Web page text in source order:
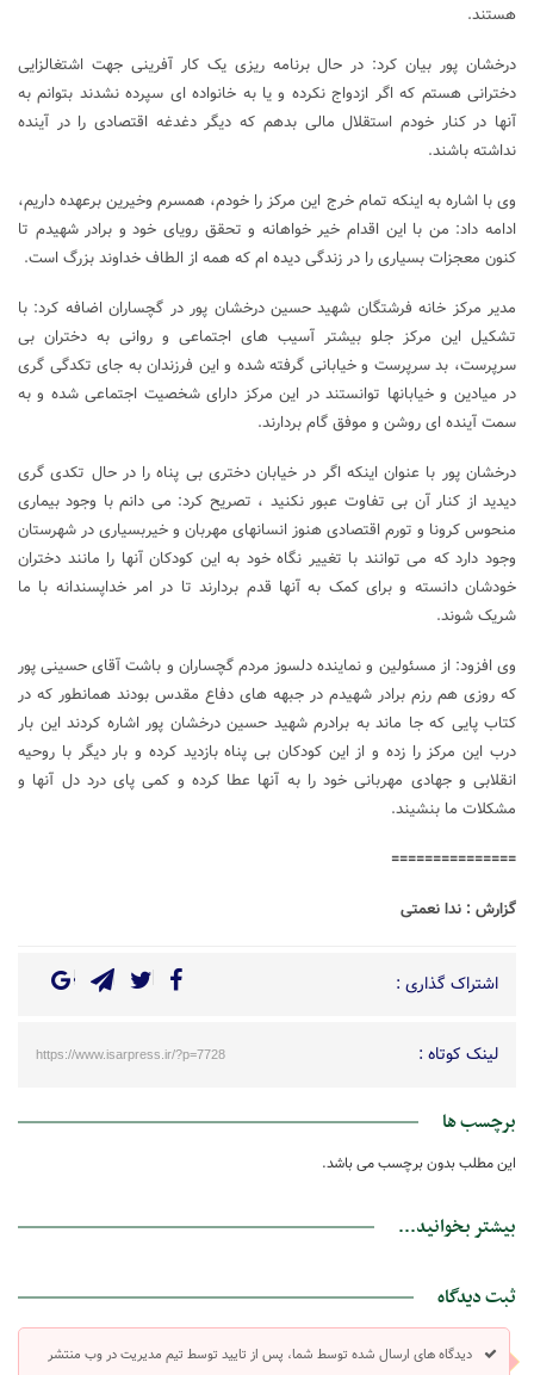
هستند.
درخشان پور بیان کرد: در حال برنامه ریزی یک کار آفرینی جهت اشتغالزایی
دخترانی هستم که اگر ازدواج نکرده و یا به خانواده ای سپرده نشدند بتوانم به
آنها در کنار خودم استقلال مالی بدهم که دیگر دغدغه اقتصادی را در آینده
نداشته باشند.
وی با اشاره به اینکه تمام خرج این مرکز را خودم، همسرم وخیرین برعهده داریم،
ادامه داد: من با این اقدام خیر خواهانه و تحقق رویای خود و برادر شهیدم تا
کنون معجزات بسیاری را در زندگی دیده ام که همه از الطاف خداوند بزرگ است.
مدیر مرکز خانه فرشتگان شهید حسین درخشان پور در گچساران اضافه کرد: با
تشکیل این مرکز جلو بیشتر آسیب های اجتماعی و روانی به دختران بی
سرپرست، بد سرپرست و خیابانی گرفته شده و این فرزندان به جای تکدگی گری
در میادین و خیابانها توانستند در این مرکز دارای شخصیت اجتماعی شده و به
سمت آینده ای روشن و موفق گام بردارند.
درخشان پور با عنوان اینکه اگر در خیابان دختری بی پناه را در حال تکدی گری
دیدید از کنار آن بی تفاوت عبور نکنید ، تصریح کرد: می دانم با وجود بیماری
منحوس کرونا و تورم اقتصادی هنوز انسانهای مهربان و خیربسیاری در شهرستان
وجود دارد که می توانند با تغییر نگاه خود به این کودکان آنها را مانند دختران
خودشان دانسته و برای کمک به آنها قدم بردارند تا در امر خداپسندانه با ما
شریک شوند.
وی افزود: از مسئولین و نماینده دلسوز مردم گچساران و باشت آقای حسینی پور
که روزی هم رزم برادر شهیدم در جبهه های دفاع مقدس بودند همانطور که در
کتاب پایی که جا ماند به برادرم شهید حسین درخشان پور اشاره کردند این بار
درب این مرکز را زده و از این کودکان بی پناه بازدید کرده و بار دیگر با روحیه
انقلابی و جهادی مهربانی خود را به آنها عطا کرده و کمی پای درد دل آنها و
مشکلات ما بنشیند.
===============
گزارش : ندا نعمتی
اشتراک گذاری :
لینک کوتاه : https://www.isarpress.ir/?p=7728
برچسب ها
این مطلب بدون برچسب می باشد.
بیشتر بخوانید...
ثبت دیدگاه
دیدگاه های ارسال شده توسط شما، پس از تایید توسط تیم مدیریت در وب منتشر